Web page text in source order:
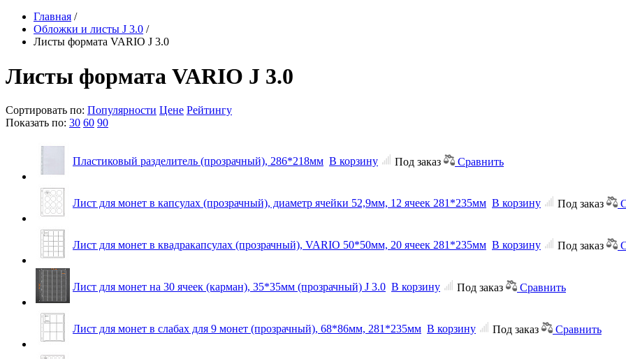
Главная /
Обложки и листы J 3.0 /
Листы формата VARIO J 3.0
Листы формата VARIO J 3.0
Сортировать по: Популярности Цене Рейтингу
Показать по: 30 60 90
Пластиковый разделитель (прозрачный), 286*218мм В корзину Под заказ Сравнить
Лист для монет в капсулах (прозрачный), диаметр ячейки 52,9мм, 12 ячеек 281*235мм В корзину Под заказ
Лист для монет в квадракапсулах (прозрачный), VARIO 50*50мм, 20 ячеек 281*235мм В корзину Под заказ
Лист для монет на 30 ячеек (карман), 35*35мм (прозрачный) J 3.0 В корзину Под заказ Сравнить
Лист для монет в слабах для 9 монет (прозрачный), 68*86мм, 281*235мм В корзину Под заказ Сравнить